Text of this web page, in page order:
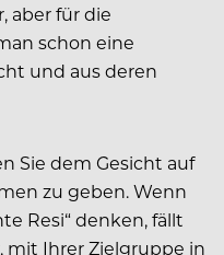
aber für die
schon eine
und aus deren
Sie dem Gesicht auf
zu geben. Wenn
Resi“ denken, fällt
mit Ihrer Zielgruppe in